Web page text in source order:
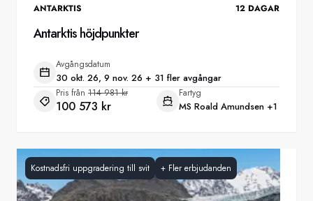
ANTARKTIS 12 DAGAR
Antarktis höjdpunkter
Avgångsdatum
30 okt. 26, 9 nov. 26 + 31 fler avgångar
Pris från 114 981 kr
100 573 kr
Fartyg
MS Roald Amundsen +1
Kostnadsfri uppgradering till svit + Fler erbjudanden